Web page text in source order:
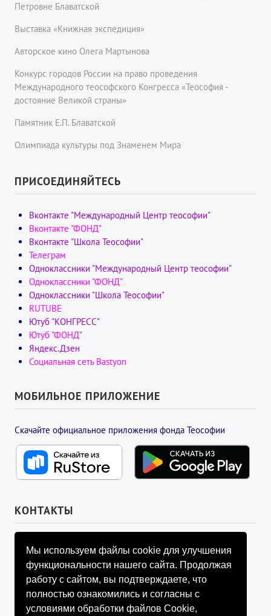
Мы используем файлы cookie для улучшения
функциональности нашего сайта. Продолжая
работу с сайтом, вы подтверждаете, что
полностью ознакомились и согласны с
условиями обработки файлов Cookie,
Петровне Блаватской
Выставка «Книжная экспедиция»
Авторское кино Олега Мартынова
Конкурс городов России на право проведения
Международного теософского Конгресса «Теософия -
достояние Великой страны»
Памятник Е.П. Блаватской
Олимпиада культуры под Знаменем Мира
ПРИСОЕДИНЯЙТЕСЬ
Вконтакте "Международный Центр теософии"
Вконтакте "ФОНД"
Вконтакте "Школа Теософии"
Телеграм
Одноклассники "Международный Центр теософии"
Одноклассники "ФОНД"
Одноклассники "Школа Теософии"
RUTUBE
Ютуб "КОНГРЕСС"
Ютуб "ФОНД"
Яндекс.Дзен
Социальная сеть Bastyon
МОБИЛЬНОЕ ПРИЛОЖЕНИЕ
Скачайте официальное приложения фонда Теософии
КОНТАКТЫ
УПРАВЛЯЮЩИЙ СОВЕТ ФОНДА
info@fondtheosophy.ru
+7 (926) 184-90-66
+7 (926) 910-92-77
+7 (962) 907-24-88